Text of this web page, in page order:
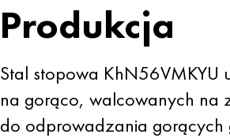
Produkcja
Stal stopowa KhN56VMKYU
na gorąco, walcowanych na
do odprowadzania gorących